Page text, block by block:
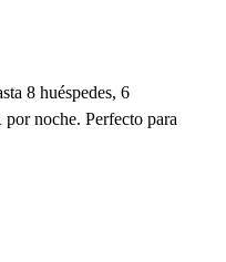
8 huéspedes, 6
noche. Perfecto para